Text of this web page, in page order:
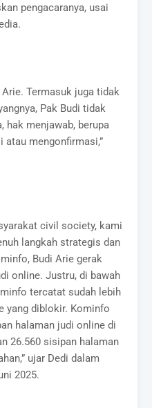
pengacaranya, usai
Termasuk juga tidak
Pak Budi tidak
hak menjawab, berupa
mengonfirmasi,”
civil society, kami
langkah strategis dan
Budi Arie gerak
online. Justru, di bawah
tercatat sudah lebih
yang diblokir. Kominfo
halaman judi online di
26.560 sisipan halaman
ujar Dedi dalam
2025.